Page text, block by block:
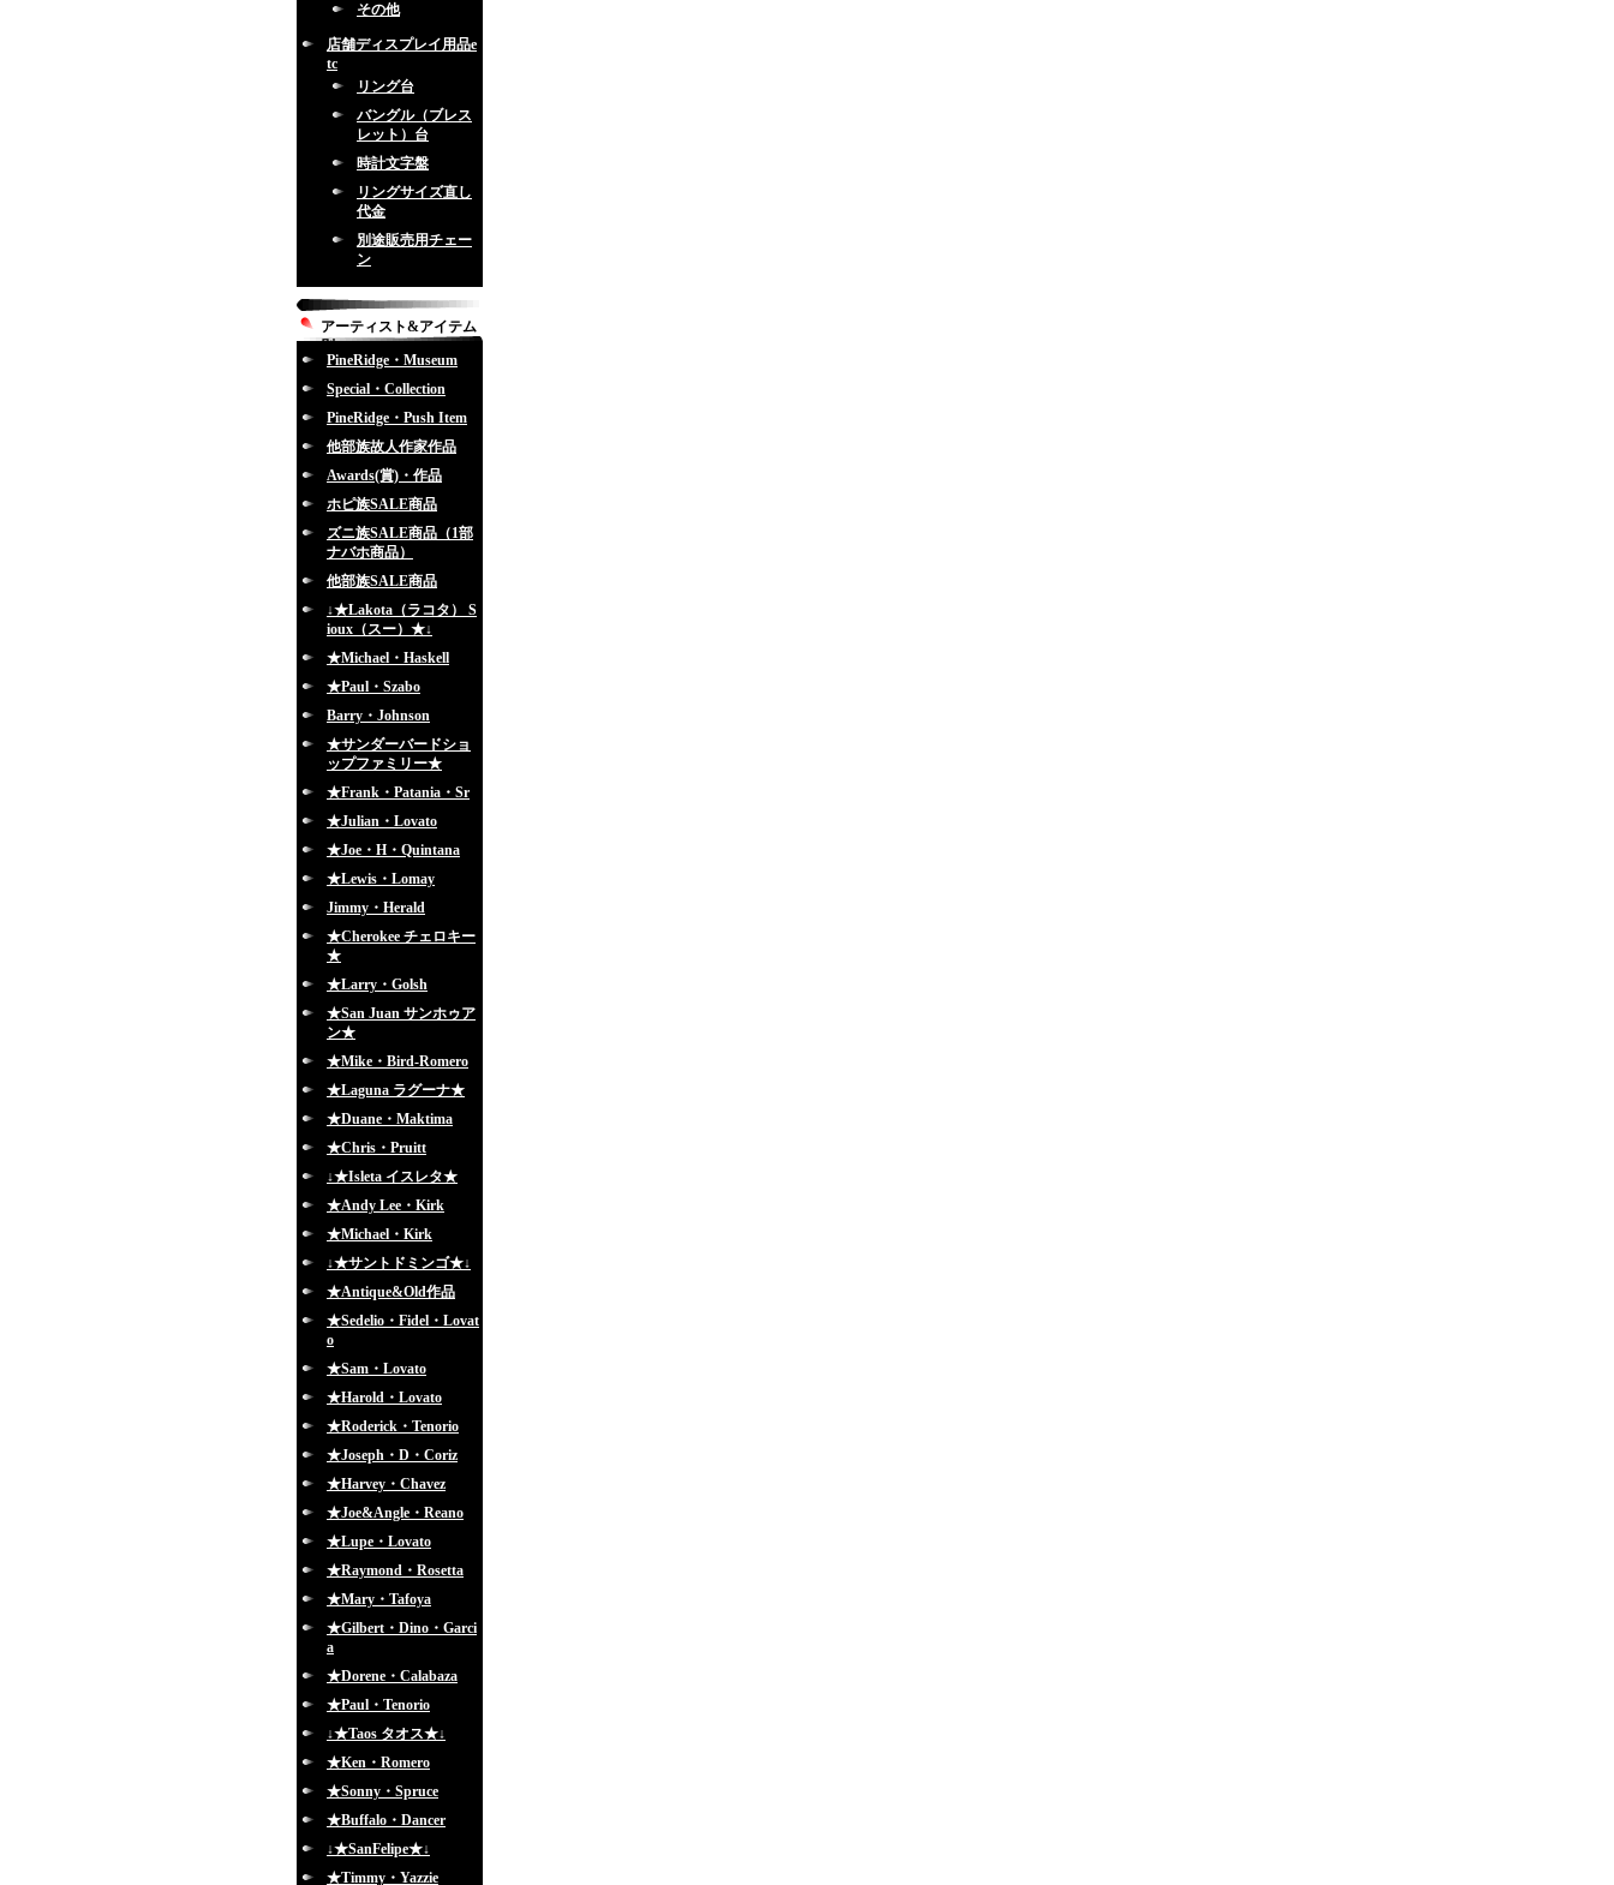
その他
店舗ディスプレイ用品e
tc
リング台
バングル（ブレス
レット）台
時計文字盤
リングサイズ直し
代金
別途販売用チェー
ン
アーティスト&アイテム
別
PineRidge・Museum
Special・Collection
PineRidge・Push Item
他部族故人作家作品
Awards(賞)・作品
ホピ族SALE商品
ズニ族SALE商品（1部
ナバホ商品）
他部族SALE商品
↓★Lakota（ラコタ） S
ioux（スー）★↓
★Michael・Haskell
★Paul・Szabo
Barry・Johnson
★サンダーバードショ
ップファミリー★
★Frank・Patania・Sr
★Julian・Lovato
★Joe・H・Quintana
★Lewis・Lomay
Jimmy・Herald
★Cherokee チェロキー
★
★Larry・Golsh
★San Juan サンホゥア
ン★
★Mike・Bird-Romero
★Laguna ラグーナ★
★Duane・Maktima
★Chris・Pruitt
↓★Isleta イスレタ★
★Andy Lee・Kirk
★Michael・Kirk
↓★サントドミンゴ★↓
★Antique&Old作品
★Sedelio・Fidel・Lovat
o
★Sam・Lovato
★Harold・Lovato
★Roderick・Tenorio
★Joseph・D・Coriz
★Harvey・Chavez
★Joe&Angle・Reano
★Lupe・Lovato
★Raymond・Rosetta
★Mary・Tafoya
★Gilbert・Dino・Garci
a
★Dorene・Calabaza
★Paul・Tenorio
↓★Taos タオス★↓
★Ken・Romero
★Sonny・Spruce
★Buffalo・Dancer
↓★SanFelipe★↓
★Timmy・Yazzie